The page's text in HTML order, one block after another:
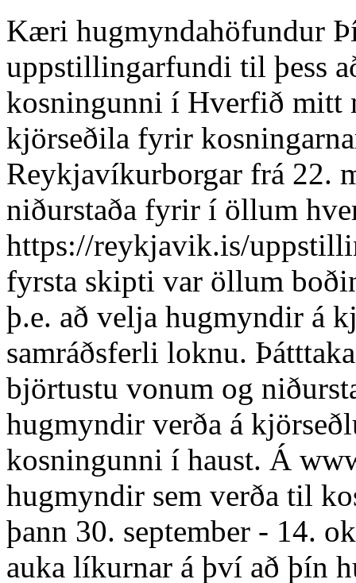
Kæri hugmyndahöfundur
uppstillingarfundi til þess
kosningunni í Hverfið mitt
kjörseðila fyrir
Reykjavíkurborgar frá 22.
niðurstaða fyrir í öllum
https://reykjavik.is/
fyrsta skipti var öllum
þ.e. að velja hugmyndir á
samráðsferli loknu.
björtustu vonum og
hugmyndir verða á
kosningunni í haust. Á
hugmyndir sem verða til
þann 30. september - 14.
auka líkurnar á því að þín